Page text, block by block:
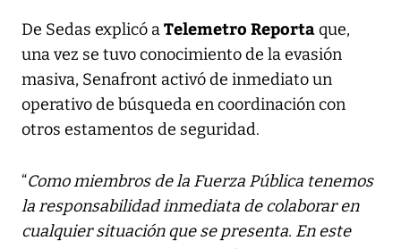
De Sedas explicó aTelemetro Reportaque,
una vez se tuvo conocimiento de la evasión
masiva, Senafront activó de inmediato un
operativo de búsqueda en coordinación con
otros estamentos de seguridad.
“Como miembros de la Fuerza Pública tenemos
la responsabilidad inmediata de colaborar en
cualquier situación que se presenta. En este